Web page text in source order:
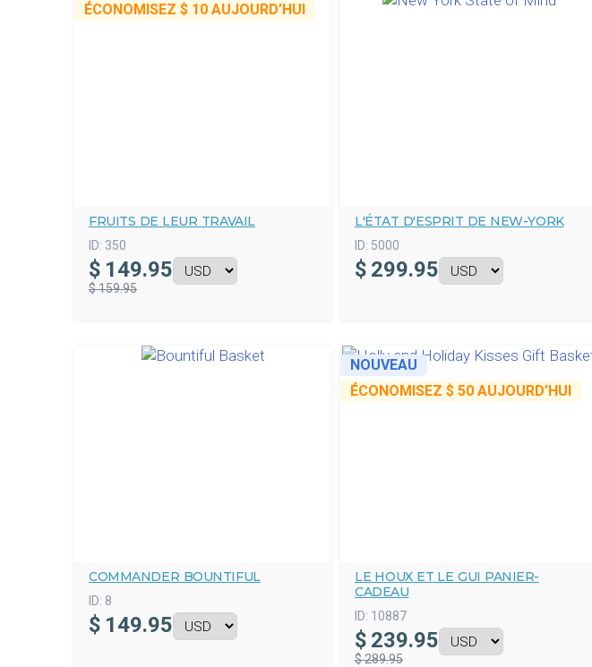
ÉCONOMISEZ $ 10 AUJOURD’HUI
FRUITS DE LEUR TRAVAIL
ID: 350
$ 149.95
$ 159.95
L'ÉTAT D'ESPRIT DE NEW-YORK
ID: 5000
$ 299.95
COMMANDER BOUNTIFUL
ID: 8
$ 149.95
NOUVEAU
ÉCONOMISEZ $ 50 AUJOURD’HUI
LE HOUX ET LE GUI PANIER-
CADEAU
ID: 10887
$ 239.95
$ 289.95